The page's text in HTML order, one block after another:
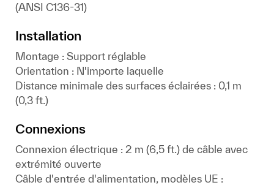
(ANSI C136-31)
Installation
Montage : Support réglable
Orientation : N'importe laquelle
Distance minimale des surfaces éclairées : 0,1 m
(0,3 ft.)
Connexions
Connexion électrique : 2 m (6,5 ft.) de câble avec
extrémité ouverte
Câble d'entrée d'alimentation, modèles UE :